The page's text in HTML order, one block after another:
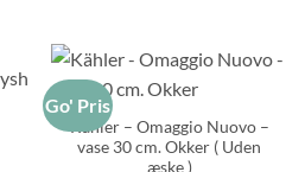
Go' Pris
Kähler – Omaggio Nuovo –
vase 30 cm. Okker ( Uden
æske )